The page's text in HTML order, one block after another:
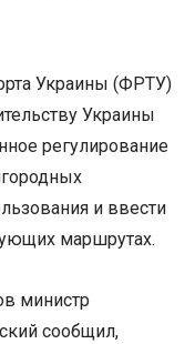
Украины (ФРТУ)
Украины
регулирование
и ввести
маршрутах.
министр
сообщил,